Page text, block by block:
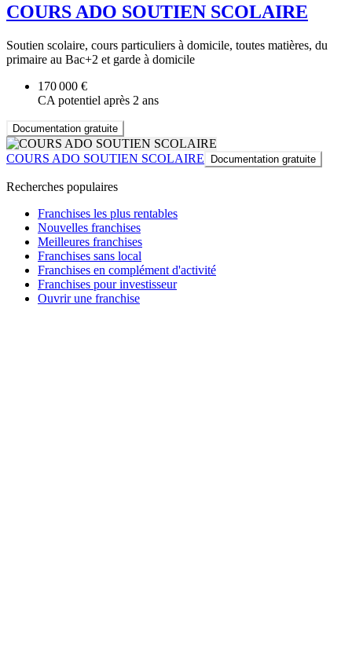
COURS ADO SOUTIEN SCOLAIRE
Soutien scolaire, cours particuliers à domicile, toutes matières, du
primaire au Bac+2 et garde à domicile
170 000 €
CA potentiel après 2 ans
Documentation gratuite
COURS ADO SOUTIEN SCOLAIRE Documentation gratuite
Recherches populaires
Franchises les plus rentables
Nouvelles franchises
Meilleures franchises
Franchises sans local
Franchises en complément d'activité
Franchises pour investisseur
Ouvrir une franchise